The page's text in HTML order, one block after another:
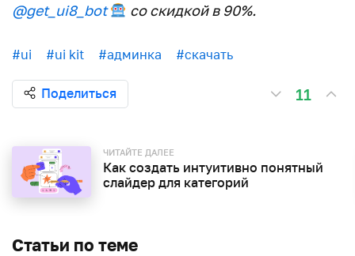
@get_ui8_bot
со скидкой в 90%.
#ui #ui kit #админка #скачать
Поделиться 11
ЧИТАЙТЕ ДАЛЕЕ
Как создать интуитивно понятный
слайдер для категорий
Статьи по теме